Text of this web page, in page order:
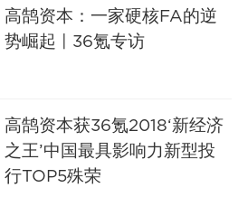
高鹄资本：一家硬核FA的逆
势崛起 | 36氪专访
高鹄资本获36氪2018‘新经济
之王’中国最具影响力新型投
行TOP5殊荣